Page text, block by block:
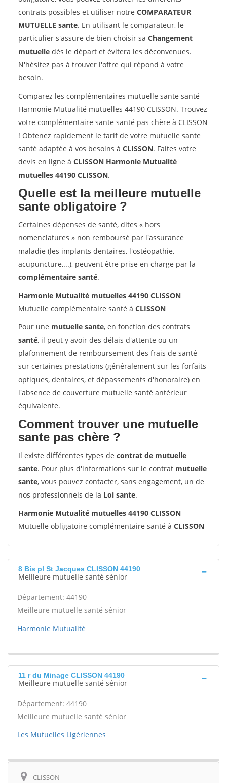
contrats possibles et utiliser notre COMPARATEUR
MUTUELLE sante. En utilisant le comparateur, le
particulier s'assure de bien choisir sa Changement
mutuelle dès le départ et évitera les déconvenues.
N'hésitez pas à trouver l'offre qui répond à votre
besoin.
Comparez les complémentaires mutuelle sante santé
Harmonie Mutualité mutuelles 44190 CLISSON. Trouvez
votre complémentaire sante santé pas chère à CLISSON
! Obtenez rapidement le tarif de votre mutuelle sante
santé adaptée à vos besoins à CLISSON. Faites votre
devis en ligne à CLISSON Harmonie Mutualité
mutuelles 44190 CLISSON.
Quelle est la meilleure mutuelle
sante obligatoire ?
Certaines dépenses de santé, dites « hors
nomenclatures » non remboursé par l'assurance
maladie (les implants dentaires, l'ostéopathie,
acupuncture,...), peuvent être prise en charge par la
complémentaire santé.
Harmonie Mutualité mutuelles 44190 CLISSON
Mutuelle complémentaire santé à CLISSON
Pour une mutuelle sante, en fonction des contrats
santé, il peut y avoir des délais d'attente ou un
plafonnement de remboursement des frais de santé
sur certaines prestations (généralement sur les forfaits
optiques, dentaires, et dépassements d'honoraire) en
l'absence de couverture mutuelle santé antérieur
équivalente.
Comment trouver une mutuelle
sante pas chère ?
Il existe différentes types de contrat de mutuelle
sante. Pour plus d'informations sur le contrat mutuelle
sante, vous pouvez contacter, sans engagement, un de
nos professionnels de la Loi sante.
Harmonie Mutualité mutuelles 44190 CLISSON
Mutuelle obligatoire complémentaire santé à CLISSON
8 Bis pl St Jacques CLISSON 44190
Meilleure mutuelle santé sénior
Département: 44190
Meilleure mutuelle santé sénior
Harmonie Mutualité
11 r du Minage CLISSON 44190
Meilleure mutuelle santé sénior
Département: 44190
Meilleure mutuelle santé sénior
Les Mutuelles Ligériennes
CLISSON